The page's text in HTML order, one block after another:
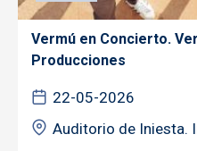
Vermú en Concierto.
Producciones
22-05-2026
Auditorio de Iniesta.